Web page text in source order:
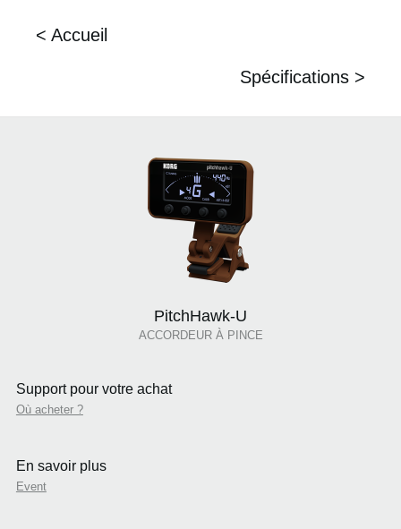
< Accueil
Spécifications >
PitchHawk-U
ACCORDEUR À PINCE
Support pour votre achat
Où acheter ?
En savoir plus
Event